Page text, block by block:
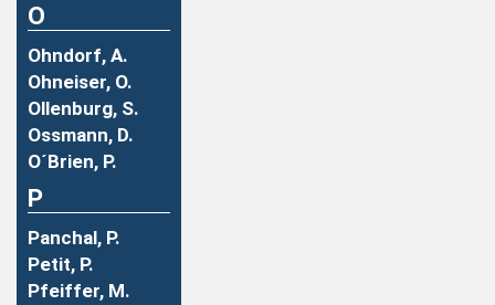
O
Ohndorf, A.
Ohneiser, O.
Ollenburg, S.
Ossmann, D.
O´Brien, P.
P
Panchal, P.
Petit, P.
Pfeiffer, M.